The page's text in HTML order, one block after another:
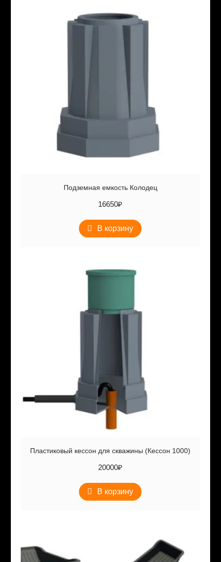
Подземная емкость Колодец
16650₽
В корзину
Пластиковый кессон для скважины (Кессон 1000)
20000₽
В корзину